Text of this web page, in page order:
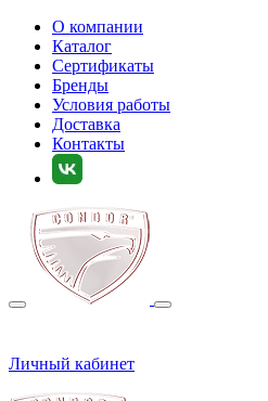
О компании
Каталог
Сертификаты
Бренды
Условия работы
Доставка
Контакты
Личный кабинет